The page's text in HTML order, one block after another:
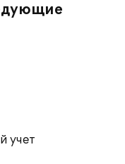
учет